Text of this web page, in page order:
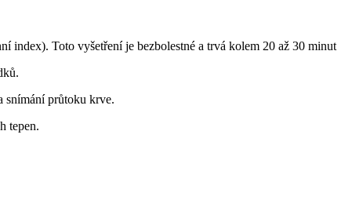
Toto vyšetření je bezbolestné a trvá kolem 20 až 30 minut
snímání průtoku krve.
tepen.